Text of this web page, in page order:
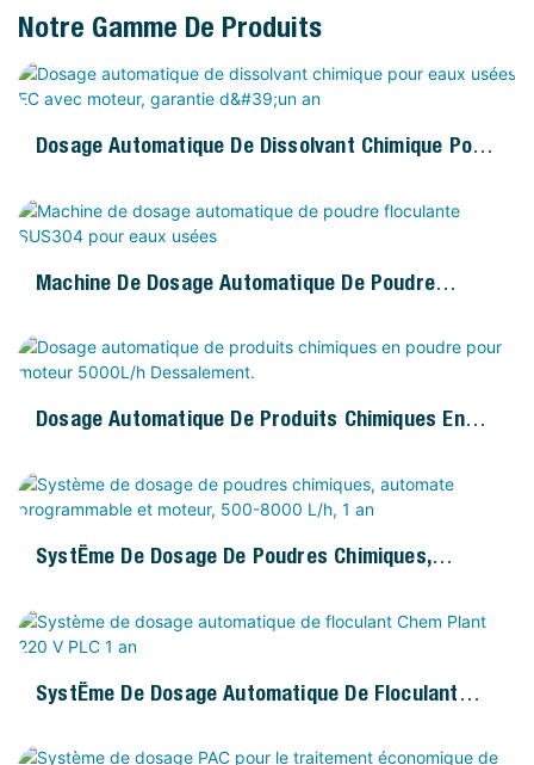
Notre Gamme De Produits
Dosage Automatique De Dissolvant Chimique Pour
Machine De Dosage Automatique De Poudre
Dosage Automatique De Produits Chimiques En
Système De Dosage De Poudres Chimiques,
1 An
Système De Dosage Automatique De Floculant